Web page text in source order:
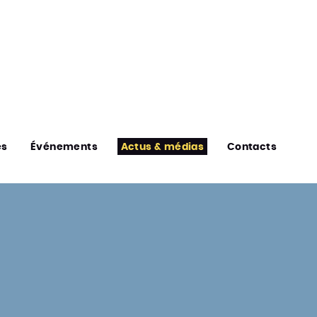
Événements Actus & médias Contacts